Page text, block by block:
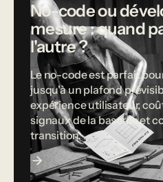
No-code ou
mesure : quand
l'autre ?
Le no-code est parfait
jusqu'à un plafond
expérience utilisateur,
signaux de la bascule et
transition.